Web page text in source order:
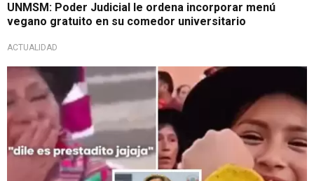
UNMSM: Poder Judicial le ordena incorporar menú
vegano gratuito en su comedor universitario
ACTUALIDAD
Cantos irónicos